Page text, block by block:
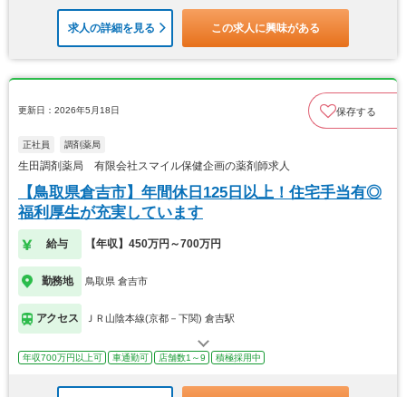
求人の詳細を見る この求人に興味がある
更新日：2026年5月18日 保存する
正社員 調剤薬局
生田調剤薬局 有限会社スマイル保健企画の薬剤師求人
【鳥取県倉吉市】年間休日125日以上！住宅手当有◎
福利厚生が充実しています
給与 【年収】450万円～700万円
勤務地 鳥取県 倉吉市
アクセス ＪＲ山陰本線(京都－下関) 倉吉駅
年収700万円以上可 車通勤可 店舗数1～9 積極採用中